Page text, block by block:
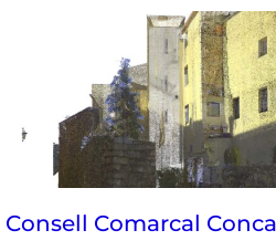
Consell Comarcal